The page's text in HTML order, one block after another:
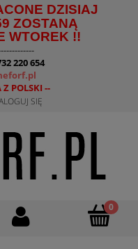
DZISIAJ
ZOSTANĄ
WTOREK !!
220 654
POLSKI --
SIĘ